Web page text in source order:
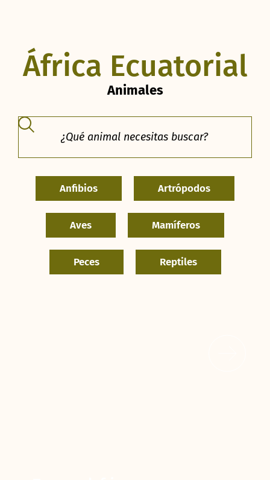
África Ecuatorial
Animales
Anfibios Artrópodos
Aves Mamíferos
Peces Reptiles